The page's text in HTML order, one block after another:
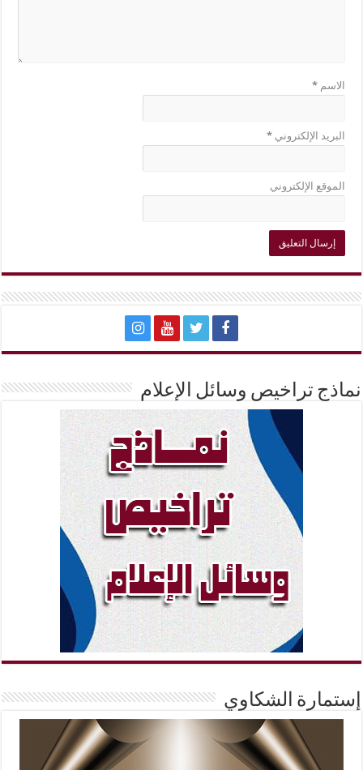
الاسم*
البريد الإلكتروني*
الموقع الإلكتروني
نماذج تراخيص وسائل الإعلام
إستمارة الشكاوي